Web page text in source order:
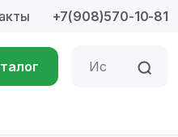
+7(908)570-10-81